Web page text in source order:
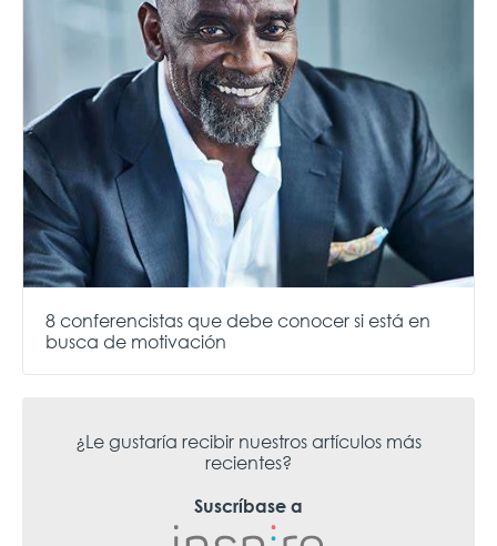
8 conferencistas que debe conocer si está en
busca de motivación
¿Le gustaría recibir nuestros artículos más
recientes?
Suscríbase a